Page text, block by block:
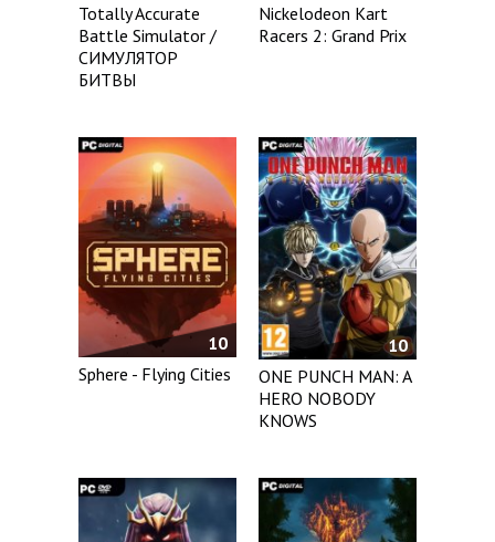
Totally Accurate
Battle Simulator /
СИМУЛЯТОР
БИТВЫ
Nickelodeon Kart
Racers 2: Grand Prix
10
Sphere - Flying Cities
10
ONE PUNCH MAN: A
HERO NOBODY
KNOWS